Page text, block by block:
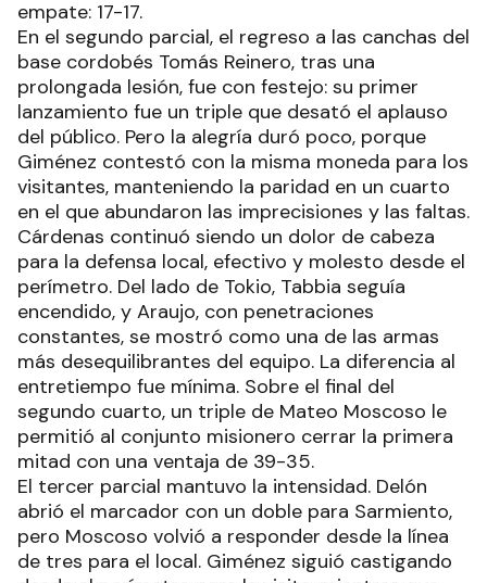
empate: 17-17.
En el segundo parcial, el regreso a las canchas del
base cordobés Tomás Reinero, tras una
prolongada lesión, fue con festejo: su primer
lanzamiento fue un triple que desató el aplauso
del público. Pero la alegría duró poco, porque
Giménez contestó con la misma moneda para los
visitantes, manteniendo la paridad en un cuarto
en el que abundaron las imprecisiones y las faltas.
Cárdenas continuó siendo un dolor de cabeza
para la defensa local, efectivo y molesto desde el
perímetro. Del lado de Tokio, Tabbia seguía
encendido, y Araujo, con penetraciones
constantes, se mostró como una de las armas
más desequilibrantes del equipo. La diferencia al
entretiempo fue mínima. Sobre el final del
segundo cuarto, un triple de Mateo Moscoso le
permitió al conjunto misionero cerrar la primera
mitad con una ventaja de 39-35.
El tercer parcial mantuvo la intensidad. Delón
abrió el marcador con un doble para Sarmiento,
pero Moscoso volvió a responder desde la línea
de tres para el local. Giménez siguió castigando